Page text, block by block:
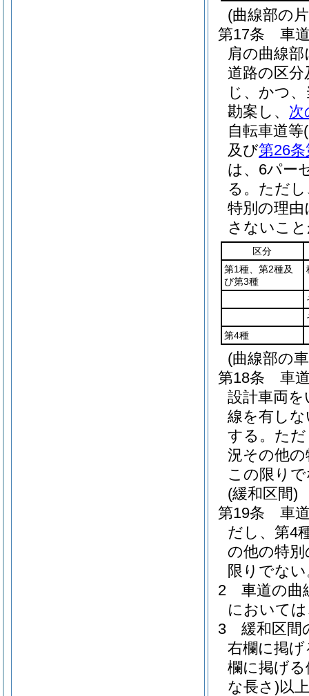
(曲線部の
第17条
車
肩の曲線
道路の区
じ、かつ
勘案し、 次
自転車道等
及び第26
は、6パー
る。 ただ
特別の理
さないこ
区分
第1種、第2種及
び第3種
第4種
(曲線部の
第18条
車
設計車両を
線を有し
する。 た
況その他
この限り
(緩和区間)
第19条
車
だし、第4
の他の特
限りでな
2
車道の曲
において
3
緩和区間
右欄に掲げ
欄に掲げ
な長さ)以